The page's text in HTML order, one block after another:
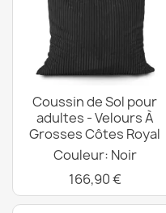
Coussin de Sol pour
adultes - Velours À
Grosses Côtes Royal
Couleur: Noir
166,90 €